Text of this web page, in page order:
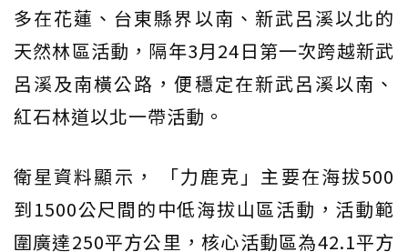
多在花蓮、台東縣界以南、新武呂溪以北的
天然林區活動，隔年3月24日第一次跨越新武
呂溪及南橫公路，便穩定在新武呂溪以南、
紅石林道以北一帶活動。
衛星資料顯示， 「力鹿克」主要在海拔500
到1500公尺間的中低海拔山區活動，活動範
圍廣達250平方公里，核心活動區為42.1平方